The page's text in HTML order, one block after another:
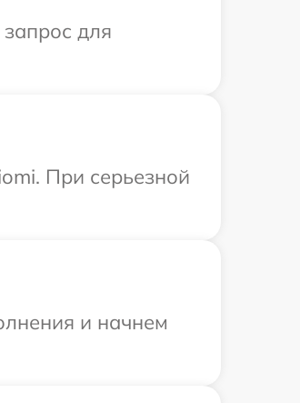
для
При серьезной
и начнем